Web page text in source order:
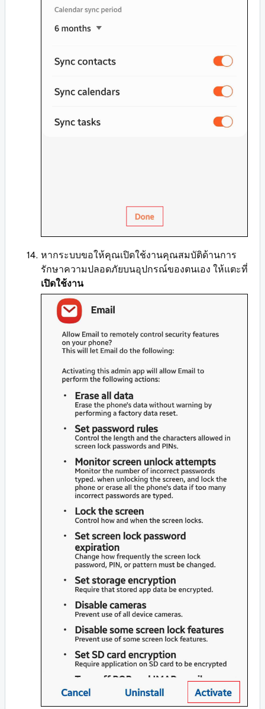
หากระบบขอให้คุณเปิดใช้งานคุณสมบัติด้านการ
รักษาความปลอดภัยบนอุปกรณ์ของตนเอง ให้แตะที่
เปิดใช้งาน